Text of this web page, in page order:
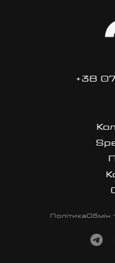
+38
ПолітикаОбмін